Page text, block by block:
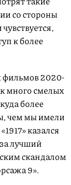
со стороны
к более
фильмов 2020-
много смелых
более
чем мы имели
казался
лучший
скандалом
9».